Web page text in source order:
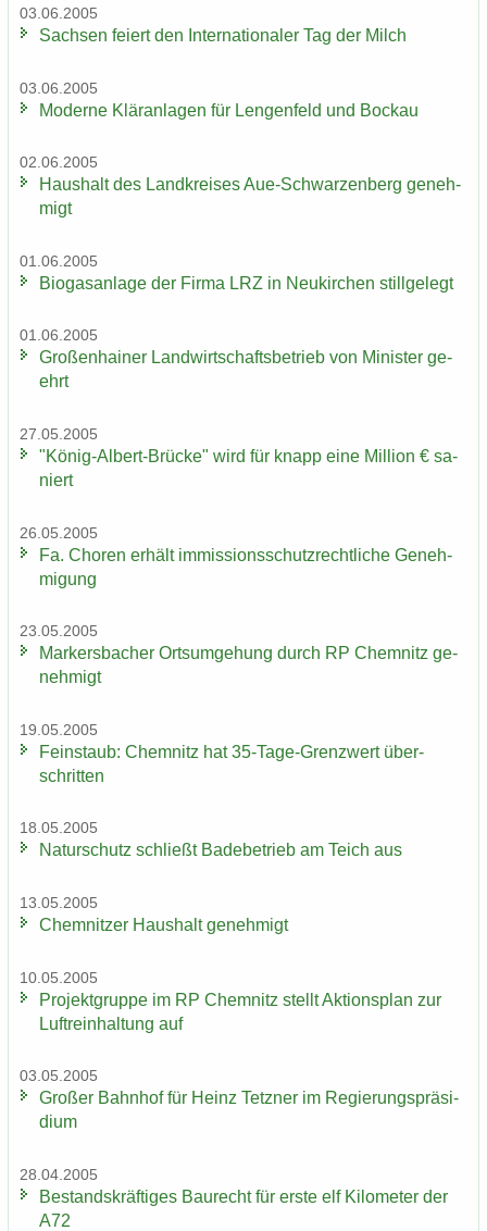
03.06.2005
Sach­sen fei­ert den In­ter­na­tio­na­ler Tag der Milch
03.06.2005
Mo­der­ne Klär­an­la­gen für Len­gen­feld und Bo­ckau
02.06.2005
Haus­halt des Land­krei­ses Aue-​Schwarzenberg ge­neh­
migt
01.06.2005
Bio­gas­an­la­ge der Firma LRZ in Neu­kir­chen still­ge­legt
01.06.2005
Gro­ßen­hai­ner Land­wirt­schafts­be­trieb von Mi­nis­ter ge­
ehrt
27.05.2005
"König-​Albert-Brücke" wird für knapp eine Mil­li­on € sa­
niert
26.05.2005
Fa. Cho­ren er­hält im­mis­si­ons­schutz­recht­li­che Ge­neh­
mi­gung
23.05.2005
Mar­kers­ba­cher Orts­um­ge­hung durch RP Chem­nitz ge­
neh­migt
19.05.2005
Fein­staub: Chem­nitz hat 35-​Tage-Grenzwert über­
schrit­ten
18.05.2005
Na­tur­schutz schließt Ba­de­be­trieb am Teich aus
13.05.2005
Chem­nit­zer Haus­halt ge­neh­migt
10.05.2005
Pro­jekt­grup­pe im RP Chem­nitz stellt Ak­ti­ons­plan zur
Luft­rein­hal­tung auf
03.05.2005
Gro­ßer Bahn­hof für Heinz Tetz­ner im Re­gie­rungs­prä­si­
di­um
28.04.2005
Be­stands­kräf­ti­ges Bau­recht für erste elf Ki­lo­me­ter der
A72